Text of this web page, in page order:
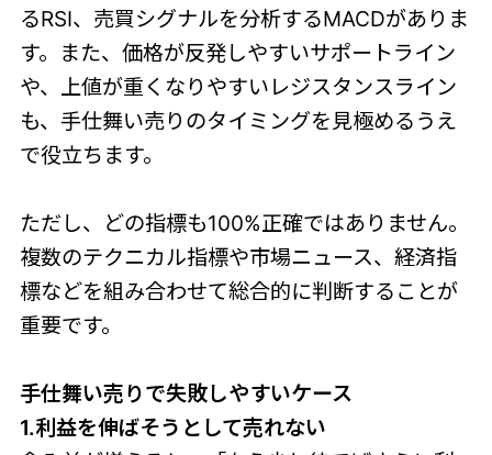
るRSI、売買シグナルを分析するMACDがありま
す。また、価格が反発しやすいサポートライン
や、上値が重くなりやすいレジスタンスライン
も、手仕舞い売りのタイミングを見極めるうえ
で役立ちます。
ただし、どの指標も100%正確ではありません。
複数のテクニカル指標や市場ニュース、経済指
標などを組み合わせて総合的に判断することが
重要です。
手仕舞い売りで失敗しやすいケース
1.利益を伸ばそうとして売れない